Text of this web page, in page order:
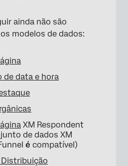
ainda não são
modelos de dados:
de data e hora
XM Respondent
de dados XM
é compatível)